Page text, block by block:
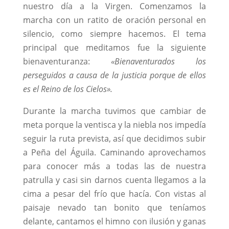
nuestro día a la Virgen. Comenzamos la
marcha con un ratito de oración personal en
silencio, como siempre hacemos. El tema
principal que meditamos fue la siguiente
bienaventuranza: «Bienaventurados los
perseguidos a causa de la justicia porque de ellos
es el Reino de los Cielos».
Durante la marcha tuvimos que cambiar de
meta porque la ventisca y la niebla nos impedía
seguir la ruta prevista, así que decidimos subir
a Peña del Águila. Caminando aprovechamos
para conocer más a todas las de nuestra
patrulla y casi sin darnos cuenta llegamos a la
cima a pesar del frío que hacía. Con vistas al
paisaje nevado tan bonito que teníamos
delante, cantamos el himno con ilusión y ganas